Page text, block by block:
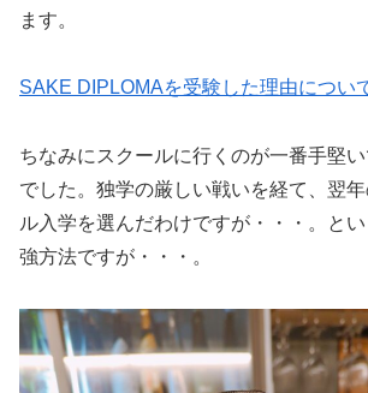
ます。
SAKE DIPLOMAを受験した理由につい
ちなみにスクールに行くのが一番手堅
でした。独学の厳しい戦いを経て、翌
ル入学を選んだわけですが・・・。と
強方法ですが・・・。